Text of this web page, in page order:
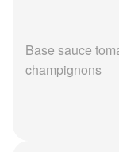
Base sauce
champignons